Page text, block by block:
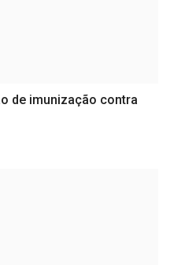
de imunização contra